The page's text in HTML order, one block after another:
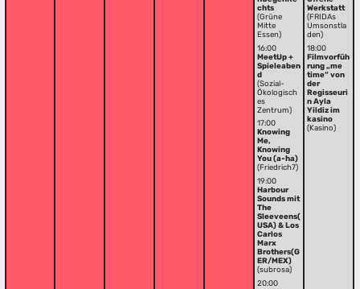
chts
(Grüne
Mitte
Essen)
16:00
MeetUp +
Spieleaben
d
(Sozial-
Ökologisch
es
Zentrum)
17:00
Knowing
Me,
Knowing
You (a-ha)
(Friedrich7)
19:00
Harbour
Sounds mit
The
Sleeveens(
USA) & Los
Carlos
Marx
Brothers(G
ER/MEX)
(subrosa)
20:00
Werkstatt
(FRIDAs
Umsonstla
den)
18:00
Filmvorfüh
rung „me
time“ von
der
Regisseuri
n Ayla
Yildiz im
kasino
(Kasino)